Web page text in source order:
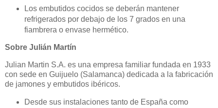
Los embutidos cocidos se deberán mantener
refrigerados por debajo de los 7 grados en una
fiambrera o envase hermético.
Sobre Julián Martín
Julian Martin S.A. es una empresa familiar fundada en 1933
con sede en Guijuelo (Salamanca) dedicada a la fabricación
de jamones y embutidos ibéricos.
Desde sus instalaciones tanto de España como